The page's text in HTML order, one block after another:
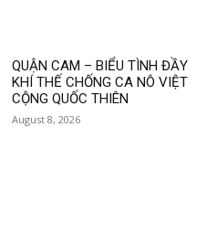
QUẬN CAM – BIỂU TÌNH ĐẦY
KHÍ THẾ CHỐNG CA NÔ VIỆT
CỘNG QUỐC THIÊN
August 8, 2026